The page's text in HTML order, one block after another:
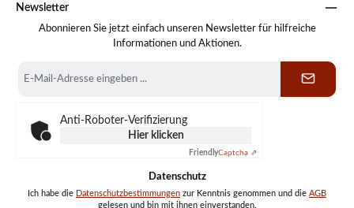
Newsletter
Abonnieren Sie jetzt einfach unseren Newsletter für hilfreiche
Informationen und Aktionen.
Mail-
Anti-Roboter-Verifizierung
Hier klicken
FriendlyCaptcha ⇗
Datenschutz
Ich habe die Datenschutzbestimmungen zur Kenntnis genommen und die AGB
gelesen und bin mit ihnen einverstanden.